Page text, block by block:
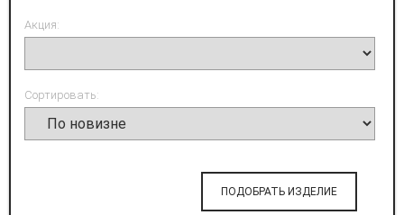
Акция:
Сортировать:
ПОДОБРАТЬ ИЗДЕЛИЕ